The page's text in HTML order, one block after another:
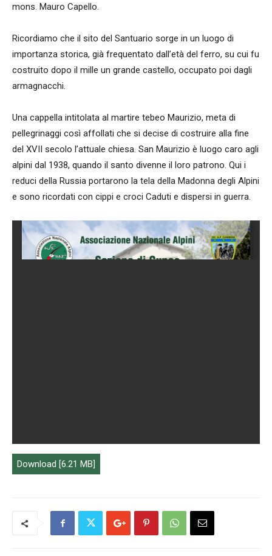
mons. Mauro Capello.
Ricordiamo che il sito del Santuario sorge in un luogo di
importanza storica, già frequentato dall’età del ferro, su cui fu
costruito dopo il mille un grande castello, occupato poi dagli
armagnacchi.
Una cappella intitolata al martire tebeo Maurizio, meta di
pellegrinaggi così affollati che si decise di costruire alla fine
del XVII secolo l’attuale chiesa. San Maurizio è luogo caro agli
alpini dal 1938, quando il santo divenne il loro patrono. Qui i
reduci della Russia portarono la tela della Madonna degli Alpini
e sono ricordati con cippi e croci Caduti e dispersi in guerra.
Download [6.21 MB]